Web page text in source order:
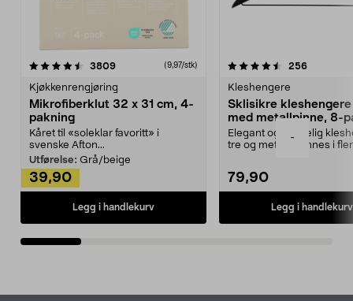
-
3809anmeldelser(9,97/stk)
Kjøkkenrengjøring
Mikrofiberklut 32 x 31 cm, 4-
pakning
Kåret til «soleklar favoritt» i
svenske Afton...
Utførelse: Grå/beige
39,90
Legg i handlekurv
4.5av 5 stjerner 256
Kleshengere
Sklisikre
med metallpinne, 8-
Elegant og skikkelig
tre og metall – finnes i
79,90
Legg i handlekurv
4.5av 5 stjerner